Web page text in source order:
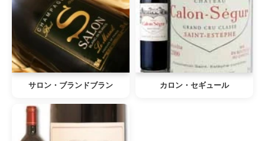
サロン・ブランドブラン カロン・セギュール